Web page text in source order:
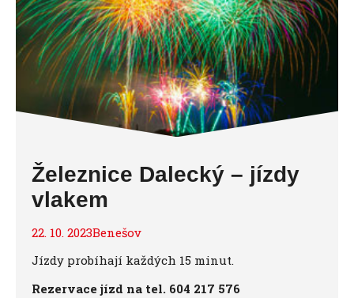
Železnice Dalecký – jízdy
vlakem
22. 10. 2023Benešov
Jízdy probíhají každých 15 minut.
Rezervace jízd na tel. 604 217 576